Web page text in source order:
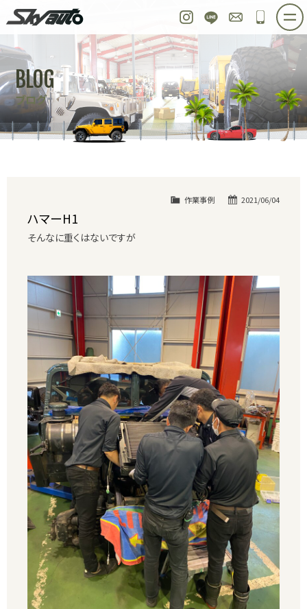
Instagram
LINE お問い合わせ
048-
ホーム 在庫車情報 ご購入プラン
整備作業実例 パーツ販売 買取＆オーダー
店舗紹介 工場紹介 会社概要
スタッフ紹介 求人情報 公式ブログ
BLOG
ブログ
2021/06/04
作業事例
ハマーH1
そんなに重くはないですが